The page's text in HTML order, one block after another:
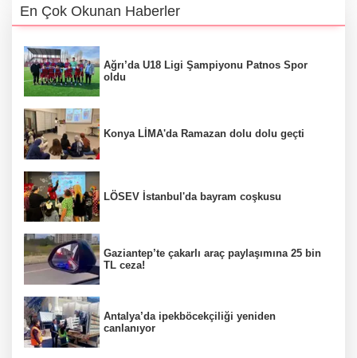
En Çok Okunan Haberler
Ağrı’da U18 Ligi Şampiyonu Patnos Spor
oldu
Konya LİMA'da Ramazan dolu dolu geçti
LÖSEV İstanbul'da bayram coşkusu
Gaziantep’te çakarlı araç paylaşımına 25 bin
TL ceza!
Antalya’da ipekböcekçiliği yeniden
canlanıyor